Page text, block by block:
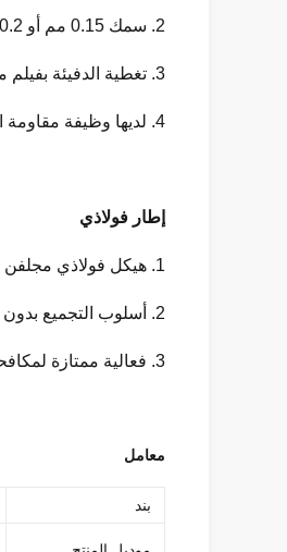
2. سمك 0.15 مم أو 0.2 مم ؛
3. تغطية الدفيئة بفيلم من طبقة أو طبقتين.
4. لديها وظيفة مقاومة الغبار ومضادة للتنقيط.
إطار فولاذي
1. هيكل فولاذي مجلفن بالغمس الساخن.هيكل مستقر ، كثافة عالية.
2. أسلوب التجميع بدون نقاط اللحام.
3. فعالية ممتازة لمكافحة التآكل.
معامل
بند